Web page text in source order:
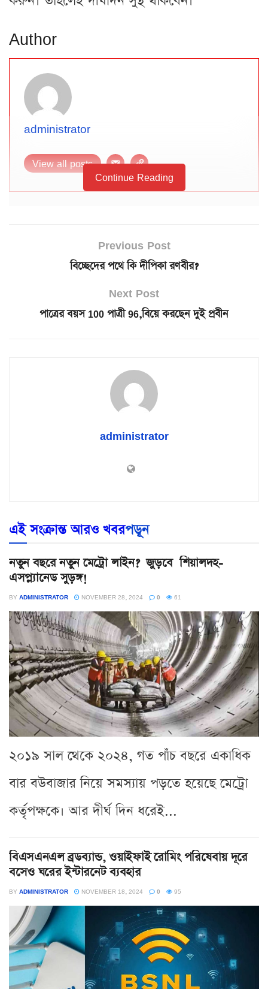
Author
administrator
View all posts
Continue Reading
Previous Post
বিচ্ছেদের পথে কি দীপিকা রণবীর?
Next Post
পাত্রের বয়স 100 পাত্রী 96,বিয়ে করছেন দুই প্রবীন
administrator
এই সংক্রান্ত আরও খবরপড়ূন
নতুন বছরে নতুন মেট্রো লাইন? জুড়বে শিয়ালদহ-
এসপ্ল্যানেড সুড়ঙ্গ!
BY ADMINISTRATOR NOVEMBER 28, 2024 0 61
২০১৯ সাল থেকে ২০২৪, গত পাঁচ বছরে একাধিক
বার বউবাজার নিয়ে সমস্যায় পড়তে হয়েছে মেট্রো
কর্তৃপক্ষকে। আর দীর্ঘ দিন ধরেই...
বিএসএনএল ব্রডব্যান্ড, ওয়াইফাই রোমিং পরিষেবায় দূরে
বসেও ঘরের ইন্টারনেট ব্যবহার
BY ADMINISTRATOR NOVEMBER 18, 2024 0 95